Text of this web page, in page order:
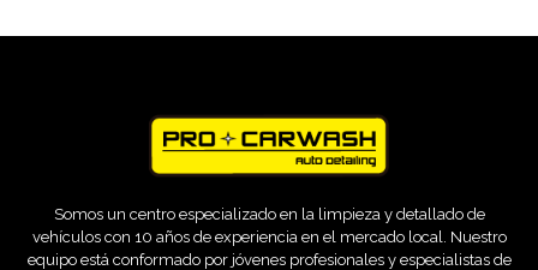
Somos un centro especializado en la limpieza y detallado de
vehículos con 10 años de experiencia en el mercado local. Nuestro
equipo está conformado por jóvenes profesionales y especialistas de